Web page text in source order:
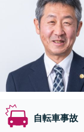
自転車事故